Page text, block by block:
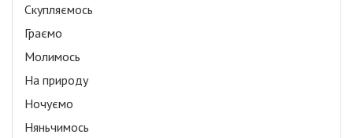
Скупляємось
Граємо
Молимось
На природу
Ночуємо
Няньчимось